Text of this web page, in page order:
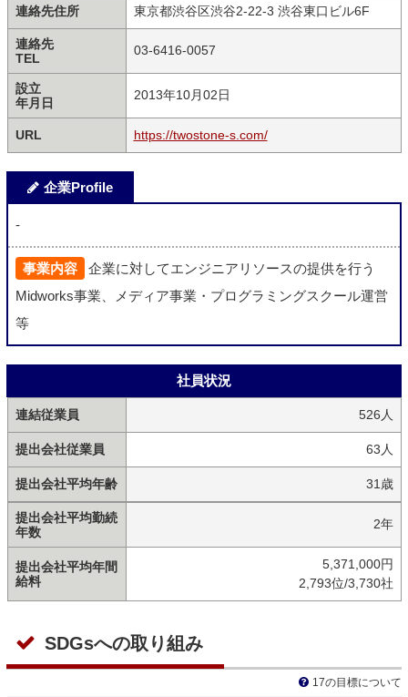
連絡先住所 東京都渋谷区渋谷2-22-3 渋谷東口ビル6F
連絡先
TEL
03-6416-0057
設立
年月日
2013年10月02日
URL https://twostone-s.com/
企業Profile
-
事業内容
企業に対してエンジニアリソースの提供を行う
Midworks事業、メディア事業・プログラミングスクール運営
等
社員状況
連結従業員 526人
提出会社従業員 63人
提出会社平均年齢 31歳
提出会社平均勤続
年数
2年
提出会社平均年間
給料
5,371,000円
2,793位/3,730社
SDGsへの取り組み
17の目標について